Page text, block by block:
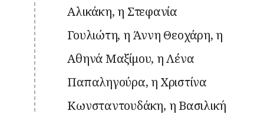
Αλικάκη, η Στεφανία
Γουλιώτη, η Άννη Θεοχάρη, η
Αθηνά Μαξίμου, η Λένα
Παπαληγούρα, η Χριστίνα
Κωνσταντουδάκη, η Βασιλική